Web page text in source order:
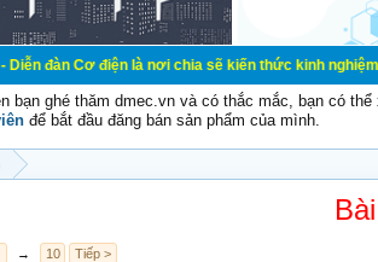
điện là nơi chia sẽ kiến thức kinh nghiệm trong
bạn ghé thăm dmec.vn và có thắc mắc, bạn có
để bắt đầu đăng bán sản phẩm của mình.
→ 10 Tiếp >